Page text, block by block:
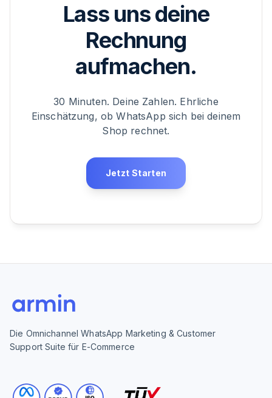
Lass uns deine
Rechnung
aufmachen.
30 Minuten. Deine Zahlen. Ehrliche
Einschätzung, ob WhatsApp sich bei deinem
Shop rechnet.
Jetzt Starten
Die Omnichannel WhatsApp Marketing & Customer
Support Suite für E-Commerce